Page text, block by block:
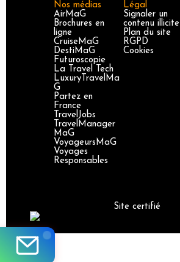
Nos médias
AirMaG
Brochures en
ligne
CruiseMaG
DestiMaG
Futuroscopie
La Travel Tech
LuxuryTravelMa
G
Partez en
France
TravelJobs
TravelManager
MaG
VoyageursMaG
Voyages
Responsables
Légal
Signaler un
contenu illicite
Plan du site
RGPD
Cookies
Site certifié